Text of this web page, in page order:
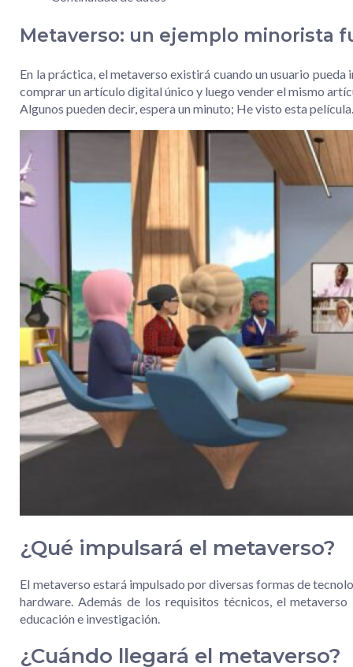
Metaverso: un ejemplo minorista
En la práctica, el metaverso existirá cuando un usuario
comprar un artículo digital único y luego vender el mismo
Algunos pueden decir, espera un minuto; He visto esta
¿Qué impulsará el metaverso?
El metaverso estará impulsado por diversas formas de
hardware. Además de los requisitos técnicos, el
educación e investigación.
¿Cuándo llegará el metaverso?